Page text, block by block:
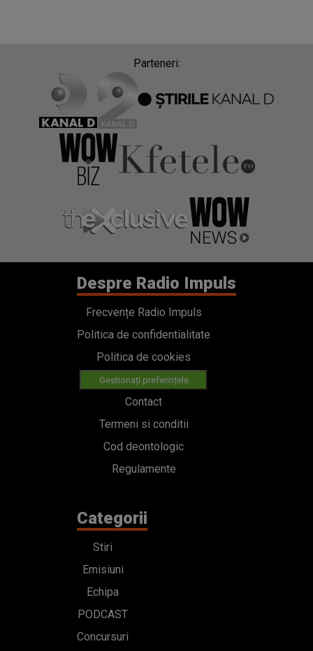
Parteneri:
Despre Radio Impuls
Frecvențe Radio Impuls
Politica de confidentialitate
Politica de cookies
Gestionați preferințele
Contact
Termeni si conditii
Cod deontologic
Regulamente
Categorii
Stiri
Emisiuni
Echipa
PODCAST
Concursuri